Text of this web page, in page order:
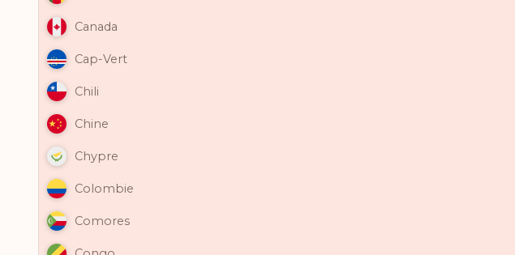
Canada
Cap-Vert
Chili
Chine
Chypre
Colombie
Comores